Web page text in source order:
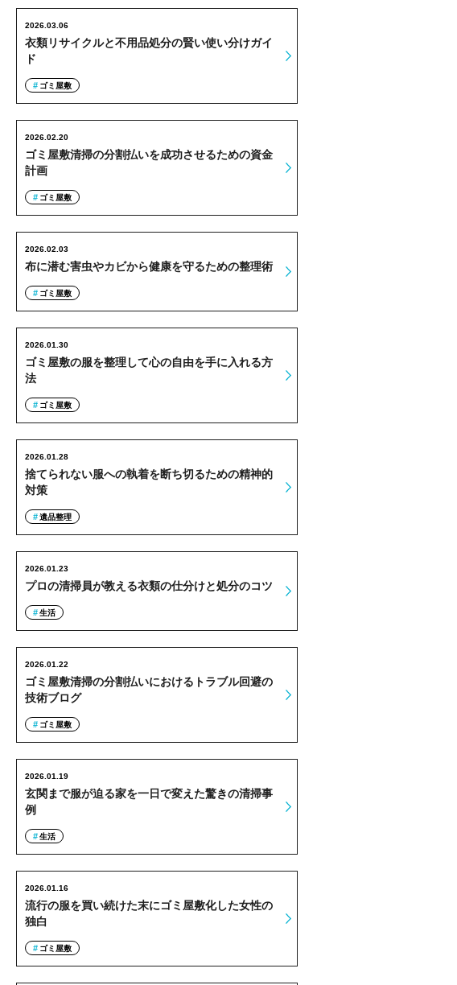
衣類リサイクルと不用品処分の賢い使い分けガイ
ド
2026.03.06
ゴミ屋敷
ゴミ屋敷清掃の分割払いを成功させるための資金
計画
2026.02.20
ゴミ屋敷
布に潜む害虫やカビから健康を守るための整理術
2026.02.03
ゴミ屋敷
ゴミ屋敷の服を整理して心の自由を手に入れる方
法
2026.01.30
ゴミ屋敷
捨てられない服への執着を断ち切るための精神的
対策
2026.01.28
遺品整理
プロの清掃員が教える衣類の仕分けと処分のコツ
2026.01.23
生活
ゴミ屋敷清掃の分割払いにおけるトラブル回避の
技術ブログ
2026.01.22
ゴミ屋敷
玄関まで服が迫る家を一日で変えた驚きの清掃事
例
2026.01.19
生活
流行の服を買い続けた末にゴミ屋敷化した女性の
独白
2026.01.16
ゴミ屋敷